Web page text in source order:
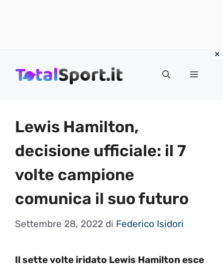
MENU
Lewis Hamilton,
decisione ufficiale: il 7
volte campione
comunica il suo futuro
Settembre 28, 2022 di Federico Isidori
Il sette volte iridato Lewis Hamilton esce